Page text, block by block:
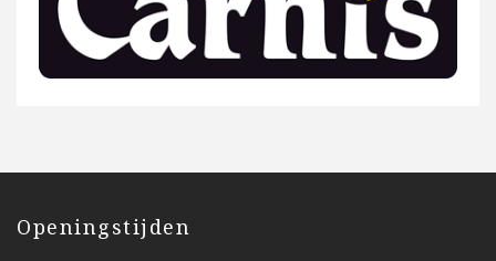
Openingstijden